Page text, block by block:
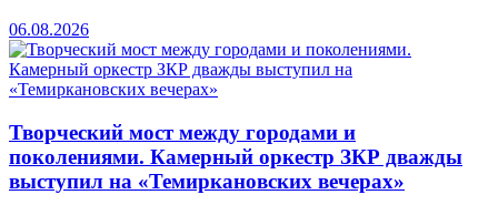
06.08.2026
Творческий мост между городами и
поколениями. Камерный оркестр ЗКР дважды
выступил на «Темиркановских вечерах»